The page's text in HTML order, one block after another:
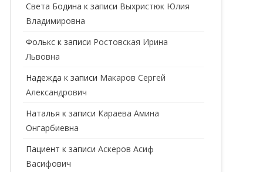
ДЕТСКИЕ ВРАЧИ ДЕТСКИЙ КАРДИОЛОГ
ДЕТСКИЙ ХИРУРГ
ПЕРИНАТАЛЬНЫЙ ПСИХОЛОГ
КАРДИОЛОГ
КОСМЕТОЛОГ
МАССАЖИСТ
НАРКОЛОГ
Света Бодина к записи Выхристюк Юлия
Владимировна
Фолькс к записи Ростовская Ирина
Львовна
Надежда к записи Макаров Сергей
Александрович
Наталья к записи Караева Амина
Онгарбиевна
Пациент к записиАскеров Асиф
Васифович